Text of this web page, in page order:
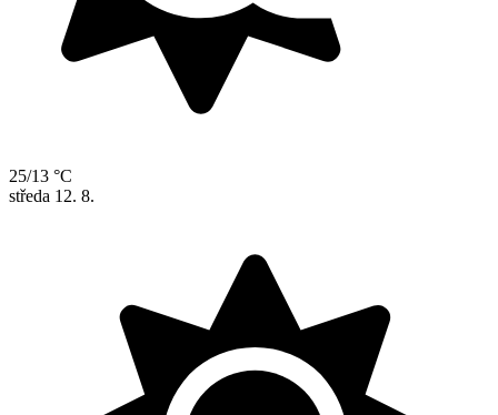
25/13 °C
středa 12. 8.